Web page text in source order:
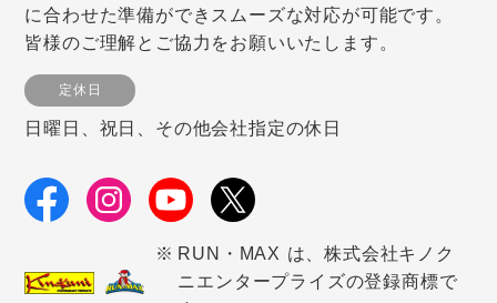
に合わせた準備ができスムーズな対応が可能です。
皆様のご理解とご協力をお願いいたします。
定休日
日曜日、祝日、その他会社指定の休日
RUN・MAX は、株式会社キノク
ニエンタープライズの登録商標で